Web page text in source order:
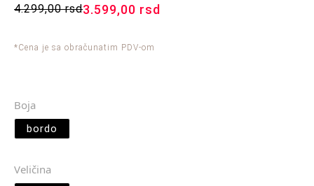
4.299,00rsd3.599,00 rsd
*Cena je sa obračunatim PDV-om
Boja
bordo
Veličina